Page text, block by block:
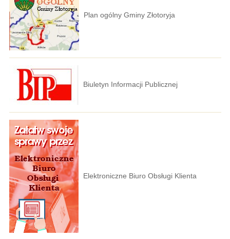
Plan ogólny Gminy Złotoryja
Biuletyn Informacji Publicznej
Elektroniczne Biuro Obsługi Klienta